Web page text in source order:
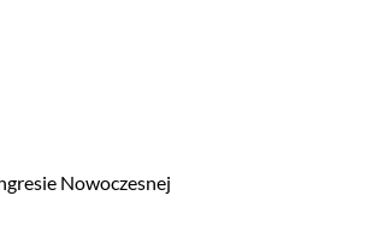
Nowoczesnej